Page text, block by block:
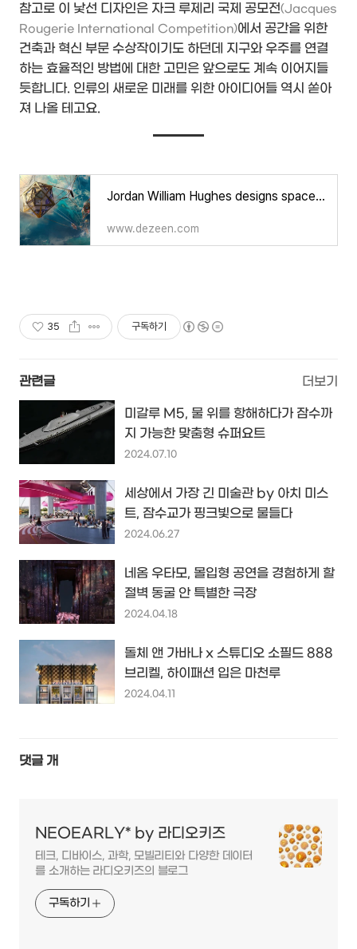
참고로 이 낯선 디자인은 자크 루제리 국제 공모전(Jacques
Rougerie International Competition)에서 공간을 위한
건축과 혁신 부문 수상작이기도 하던데 지구와 우주를 연결
하는 효율적인 방법에 대한 고민은 앞으로도 계속 이어지들
듯합니다. 인류의 새로운 미래를 위한 아이디어들 역시 쏟아
져 나올 테고요.
Jordan William Hughes designs space elevator that "connects the ocean to the stars"
www.dezeen.com
35 구독하기
관련글 더보기
미갈루 M5, 물 위를 항해하다가 잠수까
지 가능한 맞춤형 슈퍼요트
2024.07.10
세상에서 가장 긴 미술관 by 아치 미스
트, 잠수교가 핑크빛으로 물들다
2024.06.27
네옴 우타모, 몰입형 공연을 경험하게 할
절벽 동굴 안 특별한 극장
2024.04.18
돌체 앤 가바나 x 스튜디오 소필드 888
브리켈, 하이패션 입은 마천루
2024.04.11
댓글 개
NEOEARLY* by 라디오키즈
테크, 디바이스, 과학, 모빌리티와 다양한 데이터
를 소개하는 라디오키즈의 블로그
구독하기